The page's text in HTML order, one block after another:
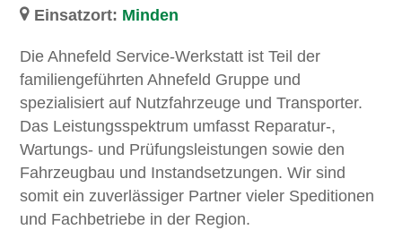
Einsatzort: Minden
Die Ahnefeld Service-Werkstatt ist Teil der
familiengeführten Ahnefeld Gruppe und
spezialisiert auf Nutzfahrzeuge und Transporter.
Das Leistungsspektrum umfasst Reparatur-,
Wartungs- und Prüfungsleistungen sowie den
Fahrzeugbau und Instandsetzungen. Wir sind
somit ein zuverlässiger Partner vieler Speditionen
und Fachbetriebe in der Region.